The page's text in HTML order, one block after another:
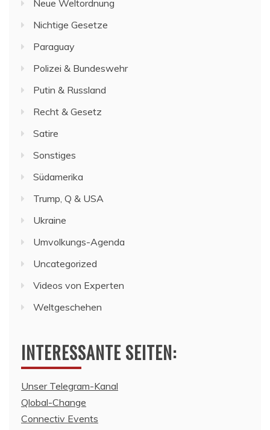
Neue Weltordnung
Nichtige Gesetze
Paraguay
Polizei & Bundeswehr
Putin & Russland
Recht & Gesetz
Satire
Sonstiges
Südamerika
Trump, Q & USA
Ukraine
Umvolkungs-Agenda
Uncategorized
Videos von Experten
Weltgeschehen
INTERESSANTE SEITEN:
Unser Telegram-Kanal
Qlobal-Change
Connectiv Events